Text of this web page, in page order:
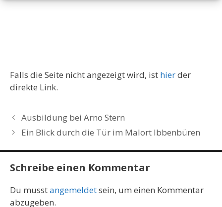
Falls die Seite nicht angezeigt wird, ist hierder
direkte Link.
Ausbildung bei Arno Stern
Ein Blick durch die Tür im Malort Ibbenbüren
Schreibe einen Kommentar
Du musstangemeldetsein, um einen Kommentar
abzugeben.